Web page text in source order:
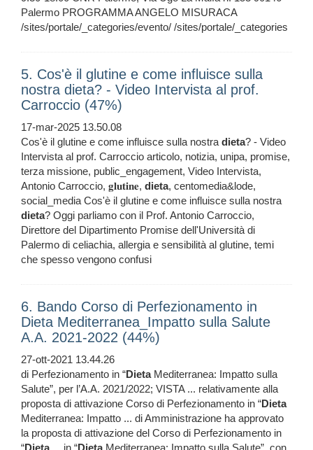
Palermo PROGRAMMA ANGELO MISURACA
/sites/portale/_categories/evento/ /sites/portale/_categories
5. Cos'è il glutine e come influisce sulla
nostra dieta? - Video Intervista al prof.
Carroccio (47%)
17-mar-2025 13.50.08
Cos'è il glutine e come influisce sulla nostradieta? - Video
Intervista al prof. Carroccio articolo, notizia, unipa, promise,
terza missione, public_engagement, Video Intervista,
Antonio Carroccio, 𝐠𝐥𝐮𝐭𝐢𝐧𝐞, dieta, centomedia&lode,
social_media Cos'è il glutine e come influisce sulla nostra
dieta? Oggi parliamo con il Prof. Antonio Carroccio,
Direttore del Dipartimento Promise dell'Università di
Palermo di celiachia, allergia e sensibilità al glutine, temi
che spesso vengono confusi
6. Bando Corso di Perfezionamento in
Dieta Mediterranea_Impatto sulla Salute
A.A. 2021-2022 (44%)
27-ott-2021 13.44.26
di Perfezionamento in “DietaMediterranea: Impatto sulla
Salute”, per l’A.A. 2021/2022; VISTA ... relativamente alla
proposta di attivazione Corso di Perfezionamento in “Dieta
Mediterranea: Impatto ... di Amministrazione ha approvato
la proposta di attivazione del Corso di Perfezionamento in